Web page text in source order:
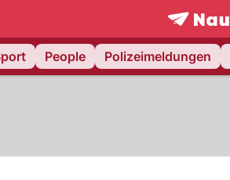
frontpage.
People Polizeimeldungen